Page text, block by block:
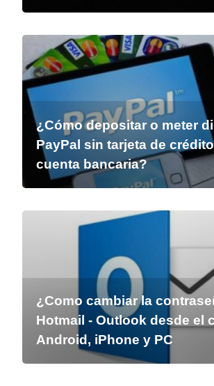
¿Cómo depositar o meter
PayPal sin tarjeta de
cuenta bancaria?
¿Como cambiar la
Hotmail - Outlook desde el
Android, iPhone y PC